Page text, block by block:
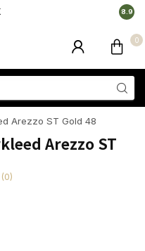
8.9
0
Arezzo ST Gold 48
Arezzo ST
(0)